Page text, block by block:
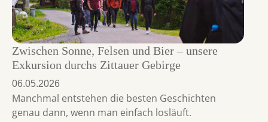
Zwischen Sonne, Felsen und Bier – unsere
Exkursion durchs Zittauer Gebirge
06.05.2026
Manchmal entstehen die besten Geschichten
genau dann, wenn man einfach losläuft.